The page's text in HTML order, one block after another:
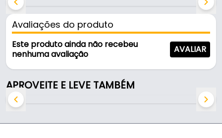
Características:
- Marca: Dma
- Modelo: 1117J
- Material: Alumínio de alta resistência
- Altura: 29 mm
- Comercializado: 2 Barras de 3 Metros
Avaliações do produto
Este produto ainda não recebeu
nenhuma avaliação
AVALIAR
APROVEITE E LEVE TAMBÉM